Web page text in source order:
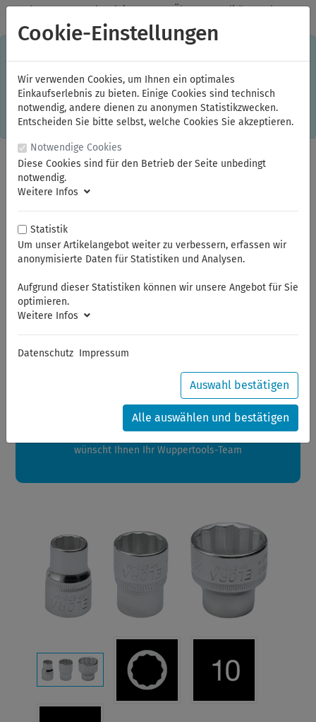
✓Jeden Monat starke Aktionen ✓Über 20 Qualitätsmarken ✓
Kostenlose Lieferung im Inland ab 150,00 Euro Bruttowarenwert
Einkaufserlebnis. Dabei werden beispielsweise die Session-
Informationen oder die Spracheinstellung auf Ihrem Rechner
gespeichert. Ohne Cookies ist der Funktionsumfang des
Online-Shops eingeschränkt. Sind Sie damit nicht
einverstanden, klicken Sie bitte hier.
Steckschlüssel-Sortiment 3/8"
Steckschlüssel-Einsätze 3/8"
Sommerferien
zwischen 28.07.2026 und 21.08.2026 machen auch wir
Ihre Bestellungen in diesem Zeitraum werden ab dem
24.08.2026 verschickt.
wünscht Ihnen Ihr Wuppertools-Team
Cookie-Einstellungen
Wir verwenden Cookies, um Ihnen ein optimales
Einkaufserlebnis zu bieten. Einige Cookies sind technisch
notwendig, andere dienen zu anonymen Statistikzwecken.
Entscheiden Sie bitte selbst, welche Cookies Sie akzeptieren.
Notwendige Cookies
Diese Cookies sind für den Betrieb der Seite unbedingt
notwendig.
Weitere Infos
Statistik
Um unser Artikelangebot weiter zu verbessern, erfassen wir
anonymisierte Daten für Statistiken und Analysen.
Aufgrund dieser Statistiken können wir unsere Angebot für Sie
optimieren.
Weitere Infos
Datenschutz Impressum
Auswahl bestätigen
Alle auswählen und bestätigen